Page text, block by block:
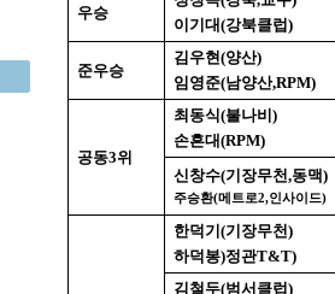
우승
이기대(강북클럽 )
준우승
김우현(양산)
임영준(남양산,RPM)
공동3위
최동식(불나비 )
손흔대(RPM)
신창수(기장무천,동맥)
주승환(메트로2,인사이드)
한덕기 (기장무천)
하덕봉)정관T&T)
김철두(범서클럽 )